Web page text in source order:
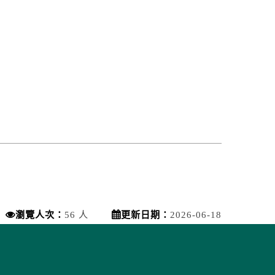
瀏覽人次： 56 人 更新日期： 2026-06-18